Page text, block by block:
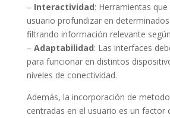
– Interactividad: Herramientas
usuario profundizar en
filtrando información relevante
– Adaptabilidad: Las interfaces
para funcionar en distintos
niveles de conectividad.
Además, la incorporación de
centradas en el usuario es un factor